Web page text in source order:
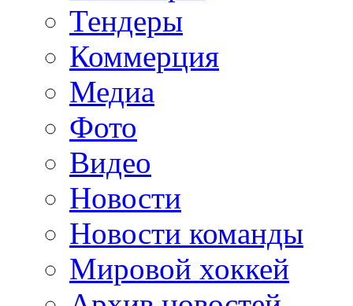
Тендеры
Коммерция
Медиа
Фото
Видео
Новости
Новости команды
Мировой хоккей